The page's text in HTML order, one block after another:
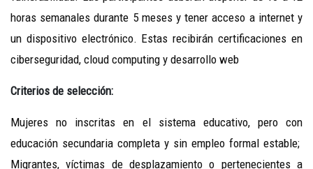
horas semanales durante 5 meses y tener acceso a internet y
un dispositivo electrónico. Estas recibirán certificaciones en
ciberseguridad, cloud computing y desarrollo web
Criterios de selección:
Mujeres no inscritas en el sistema educativo, pero con
educación secundaria completa y sin empleo formal estable;
Migrantes, víctimas de desplazamiento o pertenecientes a